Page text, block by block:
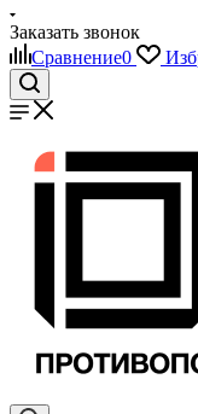
Заказать звонок
Сравнение0